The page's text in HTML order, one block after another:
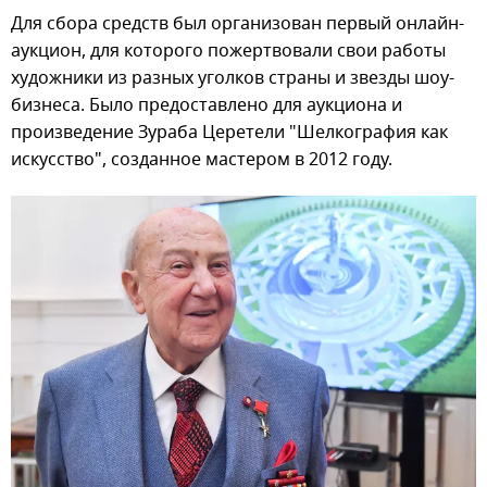
Для сбора средств был организован первый онлайн-
аукцион, для которого пожертвовали свои работы
художники из разных уголков страны и звезды шоу-
бизнеса. Было предоставлено для аукциона и
произведение Зураба Церетели "Шелкография как
искусство", созданное мастером в 2012 году.